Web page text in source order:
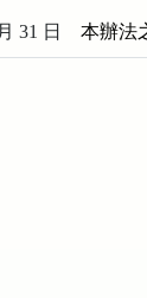
31 日 本辦法